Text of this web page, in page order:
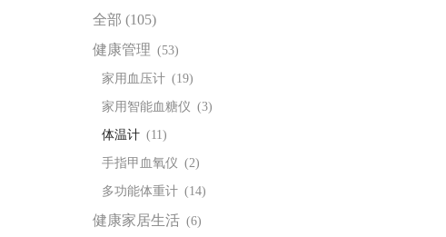
全部 (105)
健康管理 (53)
家用血压计 (19)
家用智能血糖仪 (3)
体温计 (11)
手指甲血氧仪 (2)
多功能体重计 (14)
健康家居生活 (6)